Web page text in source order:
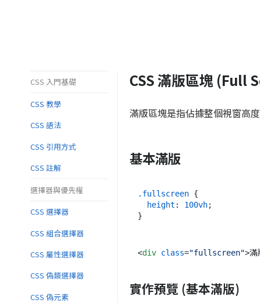
CSS 滿版區塊 (Full
滿版區塊是指佔據整個視窗高
基本滿版
.fullscreen {
height : 100vh;
<div class="fullscreen">滿
實作預覽 (基本滿版)
CSS 入門基礎
CSS 教學
CSS 語法
CSS 引用方式
CSS 註解
選擇器與優先權
CSS 選擇器
CSS 組合選擇器
CSS 屬性選擇器
CSS 偽類選擇器
CSS 偽元素